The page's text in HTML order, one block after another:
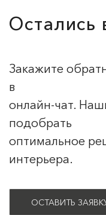
Остались
Закажите
в
онлайн-чат.
подобрать
оптимальное
интерьера.
ОСТАВИТЬ